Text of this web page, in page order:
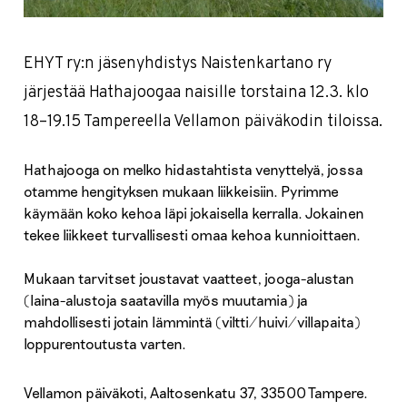
EHYT ry:n jäsenyhdistys Naistenkartano ry
järjestää Hathajoogaa naisille torstaina 12.3. klo
18–19.15 Tampereella Vellamon päiväkodin tiloissa.
Hathajooga on melko hidastahtista venyttelyä, jossa
otamme hengityksen mukaan liikkeisiin. Pyrimme
käymään koko kehoa läpi jokaisella kerralla. Jokainen
tekee liikkeet turvallisesti omaa kehoa kunnioittaen.
Mukaan tarvitset joustavat vaatteet, jooga-alustan
(laina-alustoja saatavilla myös muutamia) ja
mahdollisesti jotain lämmintä (viltti/huivi/villapaita)
loppurentoutusta varten.
Vellamon päiväkoti, Aaltosenkatu 37, 33500 Tampere.